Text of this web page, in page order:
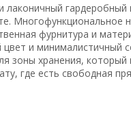
лаконичный
Многофункциональное
фурнитура и
и минималистичный
зоны хранения, который
где есть свободная